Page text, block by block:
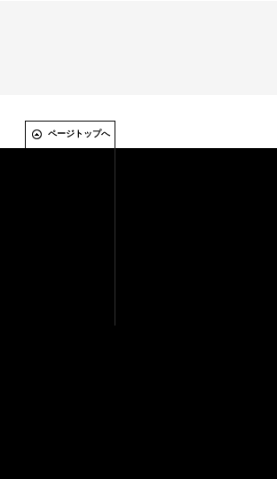
ページトップへ